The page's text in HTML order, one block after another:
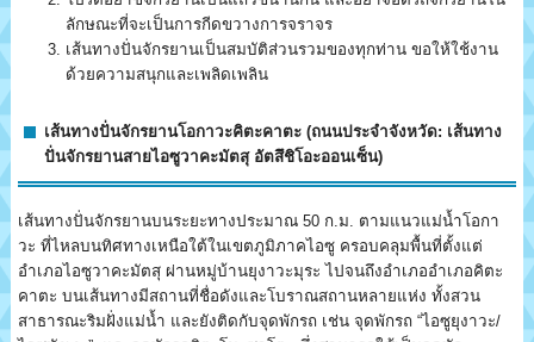
ลักษณะที่จะเป็นการกีดขวางการจราจร
เส้นทางปั่นจักรยานเป็นสมบัติส่วนรวมของทุกท่าน ขอให้ใช้งาน
ด้วยความสนุกและเพลิดเพลิน
เส้นทางปั่นจักรยานโอกาวะคิตะคาตะ (ถนนประจำจังหวัด: เส้นทาง
ปั่นจักรยานสายไอซูวาคะมัตสุ อัตสึชิโอะออนเซ็น)
เส้นทางปั่นจักรยานบนระยะทางประมาณ 50 ก.ม. ตามแนวแม่น้ำโอกา
วะ ที่ไหลบนทิศทางเหนือใต้ในเขตภูมิภาคไอซู ครอบคลุมพื้นที่ตั้งแต่
อำเภอไอซูวาคะมัตสุ ผ่านหมู่บ้านยุงาวะมุระ ไปจนถึงอำเภออำเภอคิตะ
คาตะ บนเส้นทางมีสถานที่ชื่อดังและโบราณสถานหลายแห่ง ทั้งสวน
สาธารณะริมฝั่งแม่น้ำ และยังติดกับจุดพักรถ เช่น จุดพักรถ “ไอซูยุงาวะ/